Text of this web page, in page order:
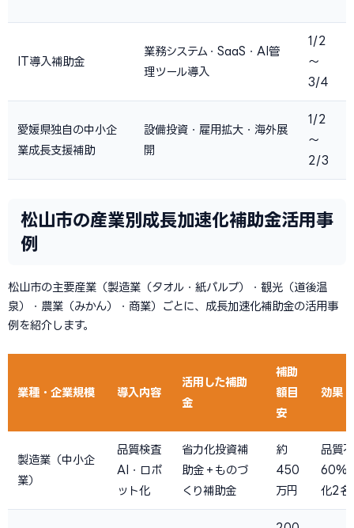
IT導入補助金
業務システム・SaaS・AI管
理ツール導入
1/2
〜
3/4
愛媛県独自の中小企
業成長支援補助
設備投資・雇用拡大・海外展
開
1/2
〜
2/3
松山市の産業別成長加速化補助金活用事
例
松山市の主要産業（製造業（タオル・紙パルプ）・観光（道後温
泉）・農業（みかん）・商業）ごとに、成長加速化補助金の活用事
例を紹介します。
業種・企業規模 導入内容
活用した補助
金
補助
額目
安
効果
製造業（中小企
業）
品質検査
AI・ロボ
ット化
省力化投資補
助金＋ものづ
くり補助金
約
450
万円
品質
60%
化2名